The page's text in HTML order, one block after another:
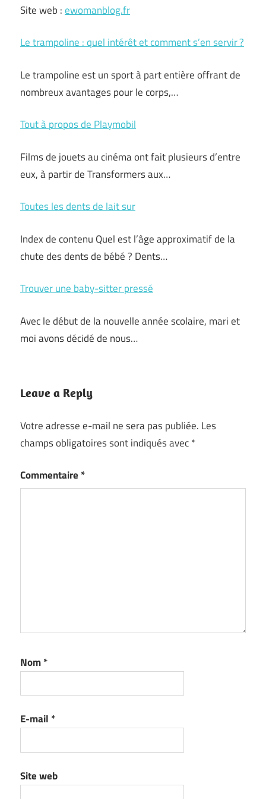
Site web :ewomanblog.fr
Le trampoline : quel intérêt et comment s’en servir ?
Le trampoline est un sport à part entière offrant de
nombreux avantages pour le corps,…
Tout à propos de Playmobil
Films de jouets au cinéma ont fait plusieurs d’entre
eux, à partir de Transformers aux…
Toutes les dents de lait sur
Index de contenu Quel est l’âge approximatif de la
chute des dents de bébé ? Dents…
Trouver une baby-sitter pressé
Avec le début de la nouvelle année scolaire, mari et
moi avons décidé de nous…
Leave a Reply
Votre adresse e-mail ne sera pas publiée. Les
champs obligatoires sont indiqués avec*
Commentaire *
Nom*
E-mail *
Site web